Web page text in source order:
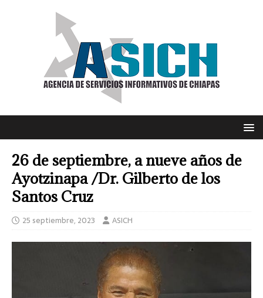
26 de septiembre, a nueve años de
Ayotzinapa /Dr. Gilberto de los
Santos Cruz
25 septiembre, 2023 ASICH